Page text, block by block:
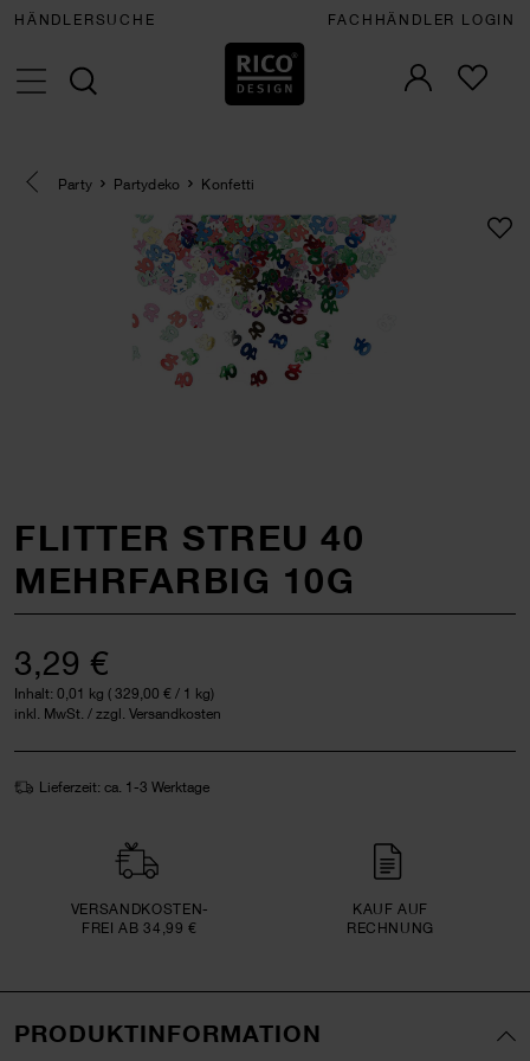
HÄNDLERSUCHE FACHHÄNDLER LOGIN
Eine Kategorie zurück navigieren
Party Partydeko Konfetti
FLITTER STREU 40
MEHRFARBIG 10G
3,29 €
Inhalt: 0,01 kg ( 329,00 € / 1 kg)
inkl. MwSt. / zzgl. Versandkosten
Lieferzeit: ca. 1-3 Werktage
VERSAND­KOSTEN­
FREI AB 34,99 €
KAUF AUF
RECHNUNG
PRODUKTINFORMATION